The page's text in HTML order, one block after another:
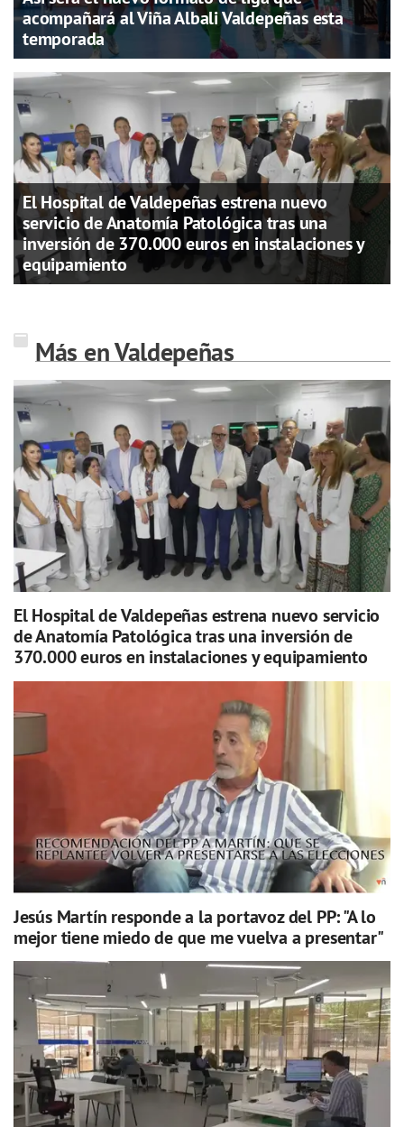
acompañará al Viña Albali Valdepeñas esta
temporada
El Hospital de Valdepeñas estrena nuevo
servicio de Anatomía Patológica tras una
inversión de 370.000 euros en instalaciones y
equipamiento
Más en Valdepeñas
El Hospital de Valdepeñas estrena nuevo servicio
de Anatomía Patológica tras una inversión de
370.000 euros en instalaciones y equipamiento
Jesús Martín responde a la portavoz del PP: "A lo
mejor tiene miedo de que me vuelva a presentar"